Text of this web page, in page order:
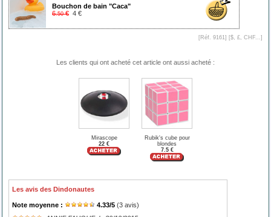
Bouchon de bain "Caca"
6.50€ 4 €
[Réf. 9161] [$, £, CHF...]
Les clients qui ont acheté cet article ont aussi acheté :
Mirascope
22 €
Rubik's cube pour
blondes
7.5 €
Les avis des Dindonautes
Note moyenne : 4.33/5 (3 avis)